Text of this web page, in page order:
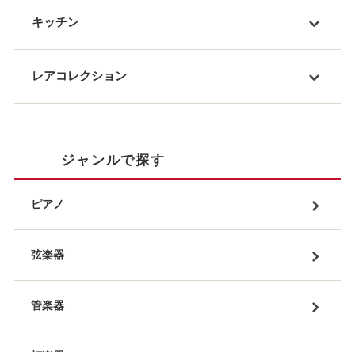
キッチン
レアコレクション
ジャンルで探す
ピアノ
弦楽器
管楽器